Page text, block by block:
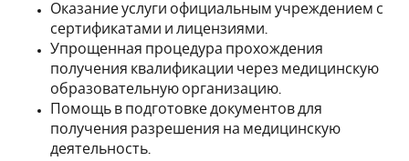
Оказание услуги официальным учреждением с
сертификатами и лицензиями.
Упрощенная процедура прохождения
получения квалификации через медицинскую
образовательную организацию.
Помощь в подготовке документов для
получения разрешения на медицинскую
деятельность.